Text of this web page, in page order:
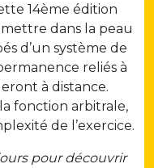
14ème édition
dans la peau
d’un système de
reliés à
à distance.
fonction arbitrale,
de l’exercice.
pour découvrir